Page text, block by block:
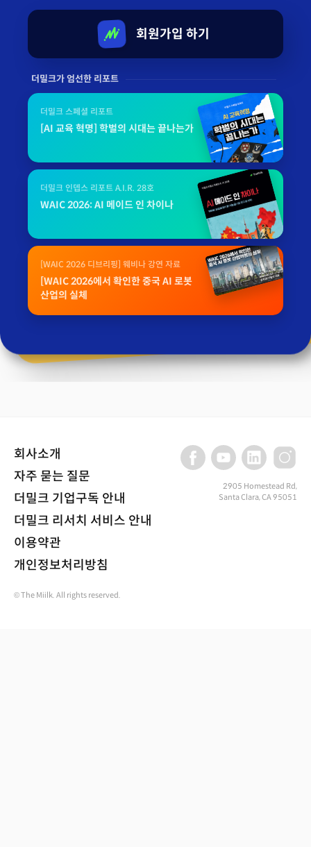
회원가입 하기
더밀크가 엄선한 리포트
더밀크 스페셜 리포트
[AI 교육 혁명] 학벌의 시대는 끝나는가
더밀크 인뎁스 리포트 A.I.R. 28호
WAIC 2026: AI 메이드 인 차이나
[WAIC 2026 디브리핑] 웨비나 강연 자료
[WAIC 2026에서 확인한 중국 AI 로봇
산업의 실체
회사소개
자주 묻는 질문
더밀크 기업구독 안내
더밀크 리서치 서비스 안내
이용약관
개인정보처리방침
2905 Homestead Rd,
Santa Clara, CA 95051
© The Miilk. All rights reserved.